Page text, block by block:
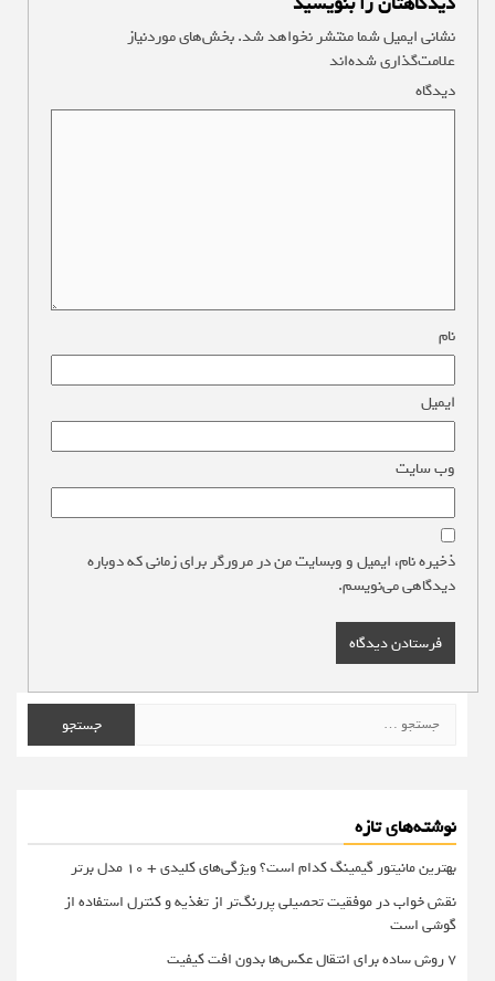
نشانی ایمیل شما منتشر نخواهد شد.بخش‌های موردنیاز
علامت‌گذاری شده‌اند
دیدگاه
نام
ایمیل
وب‌ سایت
ذخیره نام، ایمیل و وبسایت من در مرورگر برای زمانی که دوباره
دیدگاهی می‌نویسم.
برای:
نوشته‌های تازه
بهترین مانیتور گیمینگ کدام است؟ ویژگی‌های کلیدی + 10 مدل برتر
نقش خواب در موفقیت تحصیلی پررنگ‌تر از تغذیه و کنترل استفاده از
گوشی است
۷ روش ساده برای انتقال عکس‌ها بدون افت کیفیت